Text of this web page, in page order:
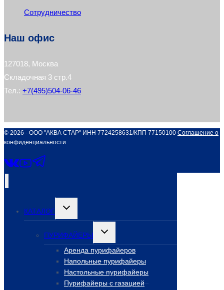
Сотрудничество
Наш офис
127018, Москва
Складочная 3 стр.4
Тел.: +7(495)504-06-46
© 2026 - ООО "АКВА СТАР" ИНН 7724258631/КПП 77150100 Соглашение о
конфиденциальности
КАТАЛОГ
Переключить
меню
ПУРИФАЙЕРЫ
Переключить
меню
Аренда пурифайеров
Напольные пурифайеры
Настольные пурифайеры
Пурифайеры с газацией